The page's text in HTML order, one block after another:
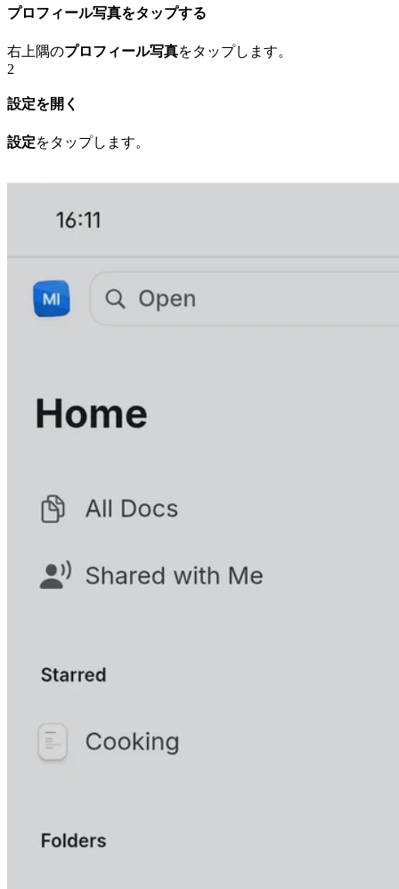
プロフィール写真をタップする
右上隅のプロフィール写真をタップします。
2
設定を開く
設定をタップします。